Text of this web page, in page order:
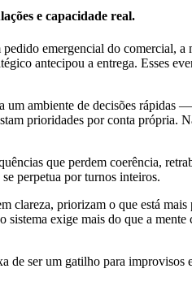
e capacidade real.
emergencial do comercial,
antecipou a entrega. Esses
um ambiente de decisões rápidas
prioridades por conta própria.
que perdem coerência,
perpetua por turnos inteiros.
clareza, priorizam o que está
exige mais do que a mente
ser um gatilho para improvisos